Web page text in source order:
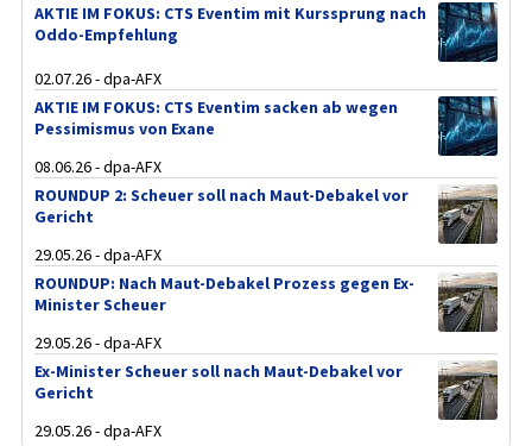
AKTIE IM FOKUS: CTS Eventim mit Kurssprung nach
Oddo-Empfehlung
02.07.26 - dpa-AFX
AKTIE IM FOKUS: CTS Eventim sacken ab wegen
Pessimismus von Exane
08.06.26 - dpa-AFX
ROUNDUP 2: Scheuer soll nach Maut-Debakel vor
Gericht
29.05.26 - dpa-AFX
ROUNDUP: Nach Maut-Debakel Prozess gegen Ex-
Minister Scheuer
29.05.26 - dpa-AFX
Ex-Minister Scheuer soll nach Maut-Debakel vor
Gericht
29.05.26 - dpa-AFX